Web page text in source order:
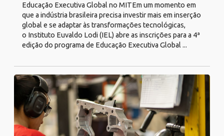
Educação Executiva Global no MITEm um momento em
que a indústria brasileira precisa investir mais em inserção
global e se adaptar às transformações tecnológicas,
o Instituto Euvaldo Lodi (IEL) abre as inscrições para a 4ª
edição do programa de Educação Executiva Global ...